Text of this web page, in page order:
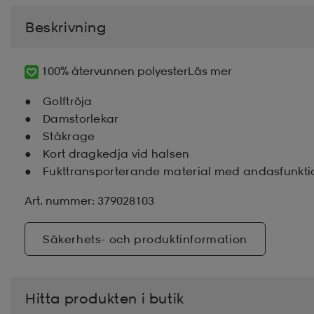
Beskrivning
100% återvunnen polyesterLäs mer
Golftröja
Damstorlekar
Ståkrage
Kort dragkedja vid halsen
Fukttransporterande material med
Art. nummer: 379028103
Säkerhets- och produktinformation
Hitta produkten i butik